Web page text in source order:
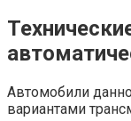
Автомобили
вариантами